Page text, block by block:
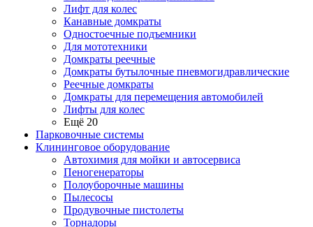
Лифт для колес
Канавные домкраты
Одностоечные подъемники
Для мототехники
Домкраты реечные
Домкраты бутылочные пневмогидравлические
Реечные домкраты
Домкраты для перемещения автомобилей
Лифты для колес
Ещё 20
Парковочные системы
Клининговое оборудование
Автохимия для мойки и автосервиса
Пеногенераторы
Полоуборочные машины
Пылесосы
Продувочные пистолеты
Торнадоры